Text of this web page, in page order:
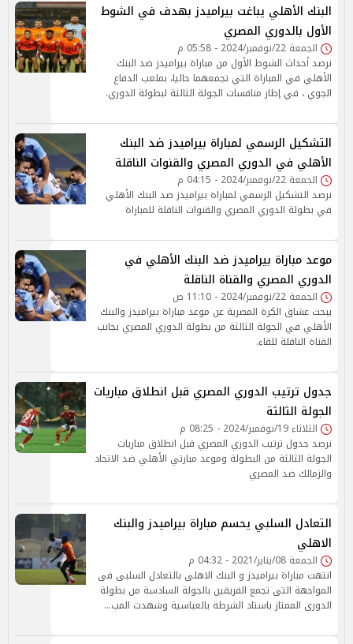
البنك الأهلي يباغت بيراميدز بهدف في الشوط
الأول بالدوري المصري
الجمعة 22/نوفمبر/2024 - 05:58 م
نرصد أحداث الشوط الأول من مباراة بيراميدز ضد البنك
الأهلي في المباراة التي تجمعهما حاليا، بملعب الدفاع
الجوي ، في إطار منافسات الجولة الثالثة لبطولة الدوري.
التشكيل الرسمي لمباراة بيراميدز ضد البنك
الأهلي في الدوري المصري والقنوات الناقلة
الجمعة 22/نوفمبر/2024 - 04:15 م
نرصد التشكيل الرسمي لمباراة بيراميدز ضد البنك الأهلي
في بطولة الدوري المصري والقنوات الناقلة للمباراة
موعد مباراة بيراميدز ضد البنك الأهلي في
الدوري المصري والقناة الناقلة
الجمعة 22/نوفمبر/2024 - 11:10 ص
يبحث عشاق الكرة المصرية عن موعد مباراة بيراميدز والبنك
الأهلي في الجولة الثالثة من بطولة الدوري المصري بجانب
القناة الناقلة للقاء.
جدول ترتيب الدوري المصري قبل انطلاق مباريات
الجولة الثالثة
الثلاثاء 19/نوفمبر/2024 - 08:25 م
نرصد جدول ترتيب الدوري المصري قبل انطلاق مباريات
الجولة الثالثة من البطولة وموعد مبارتي الأهلي ضد الاتحاد
والزمالك ضد المصري
التعادل السلبي يحسم مباراة بيراميدز والبنك
الاهلي
الجمعة 08/يناير/2021 - 04:32 م
انتهت مباراة بيراميدز و البنك الاهلى بالتعادل السلبى فى
المواجهة التى تجمع الفريقين بالجولة السادسة من بطولة
الدورى الممتاز باستاد الشرطة بالعباسية وشهدت المب…